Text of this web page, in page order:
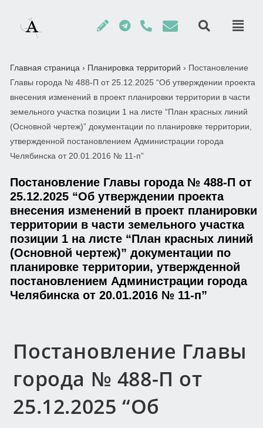
Главная страница › Планировка территорий › Постановление
Главы города № 488-П от 25.12.2025 “Об утверждении проекта
внесения изменений в проект планировки территории в части
земельного участка позиции 1 на листе “План красных линий
(Основной чертеж)” документации по планировке территории,
утвержденной постановлением Администрации города
Челябинска от 20.01.2016 № 11-п”
Постановление Главы города № 488-П от
25.12.2025 “Об утверждении проекта
внесения изменений в проект планировки
территории в части земельного участка
позиции 1 на листе “План красных линий
(Основной чертеж)” документации по
планировке территории, утвержденной
постановлением Администрации города
Челябинска от 20.01.2016 № 11-п”
Постановление Главы
города № 488-П от
25.12.2025 “Об